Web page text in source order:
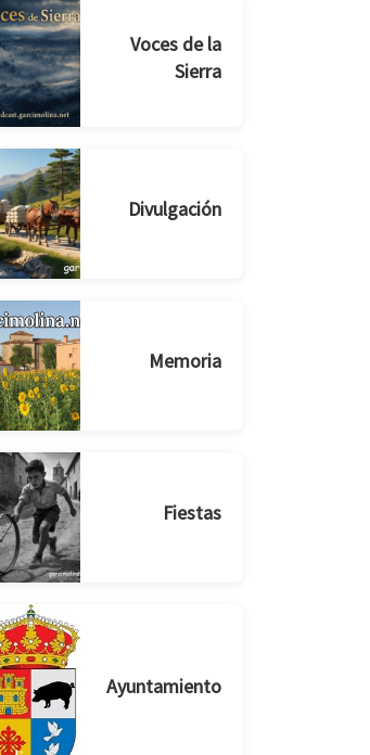
Voces de la
Sierra
Divulgación
Memoria
Fiestas
Ayuntamiento